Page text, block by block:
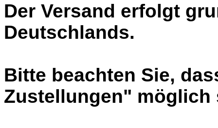
Der Versand erfolgt
Deutschlands.
Bitte beachten Sie,
Zustellungen" möglich